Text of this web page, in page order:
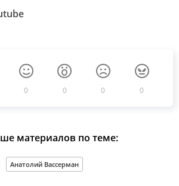
0 0 0 0
материалов по теме:
Анатолий Вассерман